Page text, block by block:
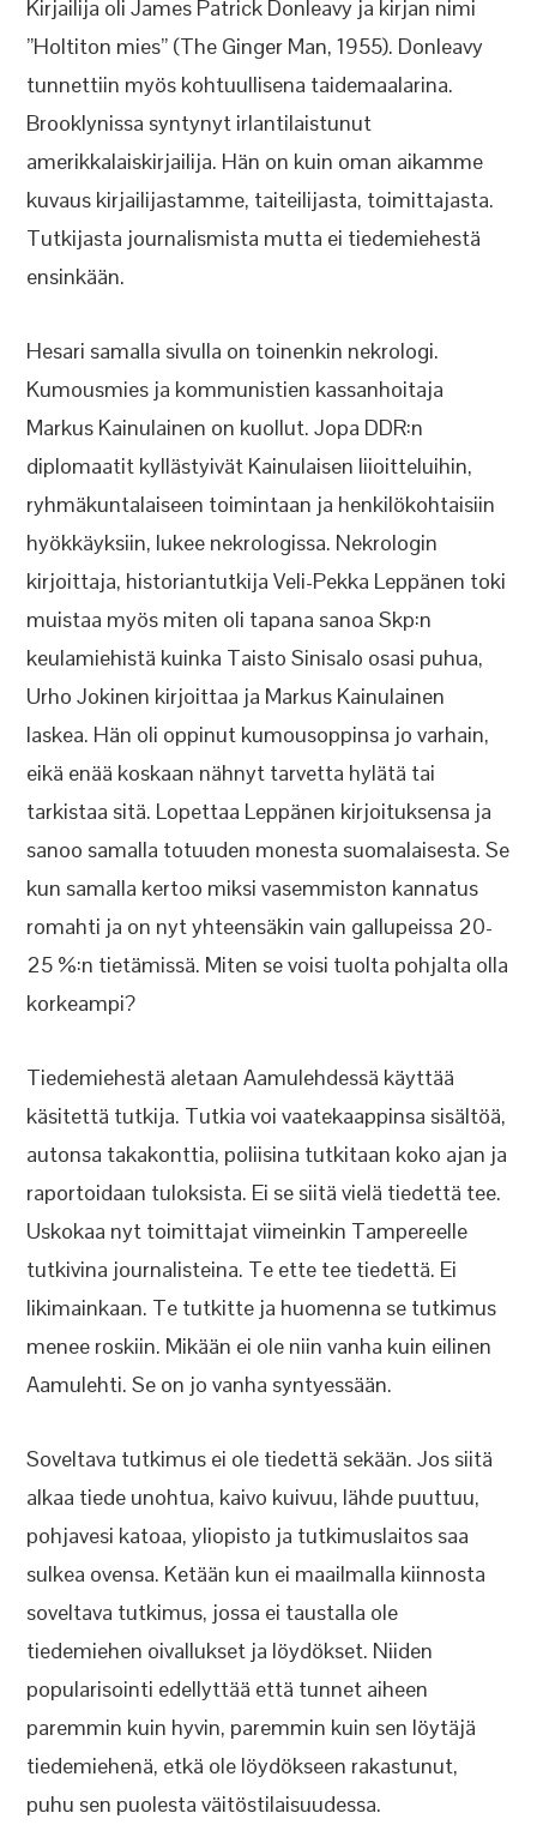
Kirjailija oli James Patrick Donleavy ja kirjan nimi
”Holtiton mies” (The Ginger Man, 1955). Donleavy
tunnettiin myös kohtuullisena taidemaalarina.
Brooklynissa syntynyt irlantilaistunut
amerikkalaiskirjailija. Hän on kuin oman aikamme
kuvaus kirjailijastamme, taiteilijasta, toimittajasta.
Tutkijasta journalismista mutta ei tiedemiehestä
ensinkään.
Hesari samalla sivulla on toinenkin nekrologi.
Kumousmies ja kommunistien kassanhoitaja
Markus Kainulainen on kuollut. Jopa DDR:n
diplomaatit kyllästyivät Kainulaisen liioitteluihin,
ryhmäkuntalaiseen toimintaan ja henkilökohtaisiin
hyökkäyksiin, lukee nekrologissa. Nekrologin
kirjoittaja, historiantutkija Veli-Pekka Leppänen toki
muistaa myös miten oli tapana sanoa Skp:n
keulamiehistä kuinka Taisto Sinisalo osasi puhua,
Urho Jokinen kirjoittaa ja Markus Kainulainen
laskea. Hän oli oppinut kumousoppinsa jo varhain,
eikä enää koskaan nähnyt tarvetta hylätä tai
tarkistaa sitä. Lopettaa Leppänen kirjoituksensa ja
sanoo samalla totuuden monesta suomalaisesta. Se
kun samalla kertoo miksi vasemmiston kannatus
romahti ja on nyt yhteensäkin vain gallupeissa 20-
25 %:n tietämissä. Miten se voisi tuolta pohjalta olla
korkeampi?
Tiedemiehestä aletaan Aamulehdessä käyttää
käsitettä tutkija. Tutkia voi vaatekaappinsa sisältöä,
autonsa takakonttia, poliisina tutkitaan koko ajan ja
raportoidaan tuloksista. Ei se siitä vielä tiedettä tee.
Uskokaa nyt toimittajat viimeinkin Tampereelle
tutkivina journalisteina. Te ette tee tiedettä. Ei
likimainkaan. Te tutkitte ja huomenna se tutkimus
menee roskiin. Mikään ei ole niin vanha kuin eilinen
Aamulehti. Se on jo vanha syntyessään.
Soveltava tutkimus ei ole tiedettä sekään. Jos siitä
alkaa tiede unohtua, kaivo kuivuu, lähde puuttuu,
pohjavesi katoaa, yliopisto ja tutkimuslaitos saa
sulkea ovensa. Ketään kun ei maailmalla kiinnosta
soveltava tutkimus, jossa ei taustalla ole
tiedemiehen oivallukset ja löydökset. Niiden
popularisointi edellyttää että tunnet aiheen
paremmin kuin hyvin, paremmin kuin sen löytäjä
tiedemiehenä, etkä ole löydökseen rakastunut,
puhu sen puolesta väitöstilaisuudessa.